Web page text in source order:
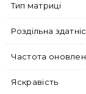
Тип матриці
Роздільна
Частота
Яскравість